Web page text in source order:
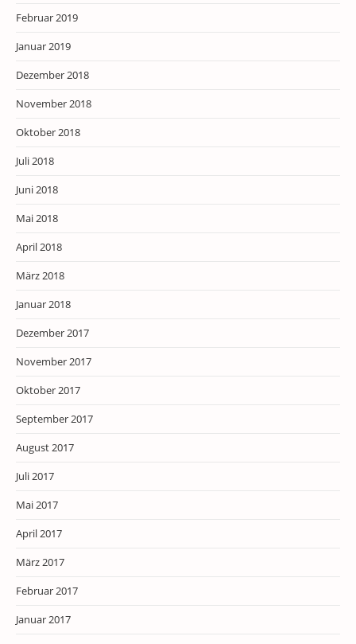
Februar 2019
Januar 2019
Dezember 2018
November 2018
Oktober 2018
Juli 2018
Juni 2018
Mai 2018
April 2018
März 2018
Januar 2018
Dezember 2017
November 2017
Oktober 2017
September 2017
August 2017
Juli 2017
Mai 2017
April 2017
März 2017
Februar 2017
Januar 2017